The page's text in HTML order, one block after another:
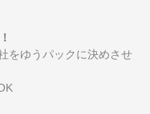
をゆうパックに決めさせ